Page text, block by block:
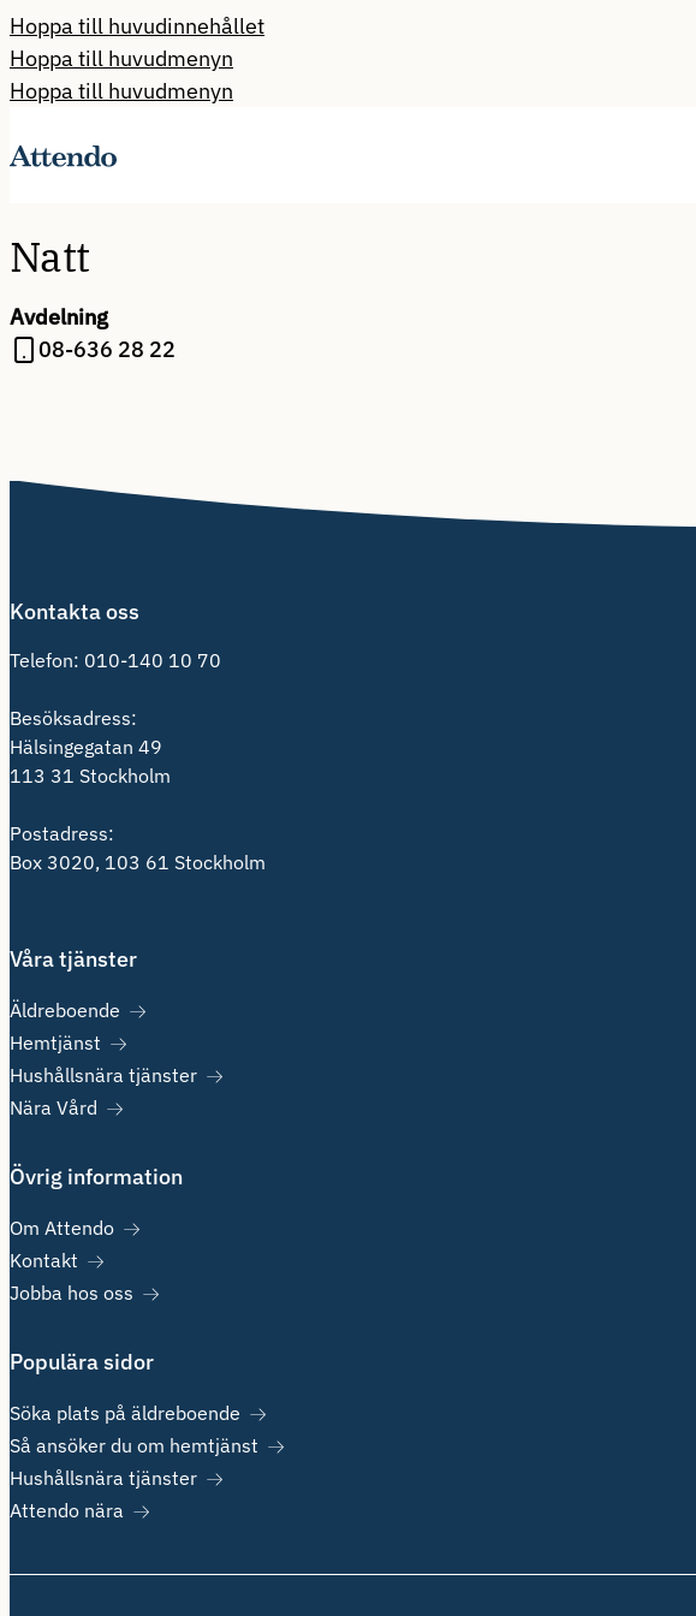
Hoppa till huvudinnehållet
Hoppa till huvudmenyn
Hoppa till huvudmenyn
Natt
Avdelning
08-636 28 22
Kontakta oss
Telefon: 010-140 10 70
Besöksadress:
Hälsingegatan 49
113 31 Stockholm
Postadress:
Box 3020, 103 61 Stockholm
Våra tjänster
Äldreboende
Hemtjänst
Hushållsnära tjänster
Nära Vård
Övrig information
Om Attendo
Kontakt
Jobba hos oss
Populära sidor
Söka plats på äldreboende
Så ansöker du om hemtjänst
Hushållsnära tjänster
Attendo nära